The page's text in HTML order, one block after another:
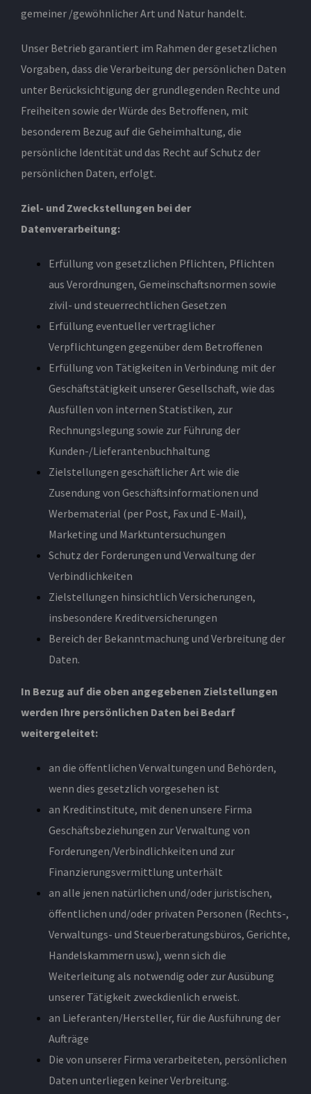
gemeiner /gewöhnlicher Art und Natur handelt.
Unser Betrieb garantiert im Rahmen der gesetzlichen
Vorgaben, dass die Verarbeitung der persönlichen Daten
unter Berücksichtigung der grundlegenden Rechte und
Freiheiten sowie der Würde des Betroffenen, mit
besonderem Bezug auf die Geheimhaltung, die
persönliche Identität und das Recht auf Schutz der
persönlichen Daten, erfolgt.
Ziel- und Zweckstellungen bei der
Datenverarbeitung:
Erfüllung von gesetzlichen Pflichten, Pflichten
aus Verordnungen, Gemeinschaftsnormen sowie
zivil- und steuerrechtlichen Gesetzen
Erfüllung eventueller vertraglicher
Verpflichtungen gegenüber dem Betroffenen
Erfüllung von Tätigkeiten in Verbindung mit der
Geschäftstätigkeit unserer Gesellschaft, wie das
Ausfüllen von internen Statistiken, zur
Rechnungslegung sowie zur Führung der
Kunden-/Lieferantenbuchhaltung
Zielstellungen geschäftlicher Art wie die
Zusendung von Geschäftsinformationen und
Werbematerial (per Post, Fax und E-Mail),
Marketing und Marktuntersuchungen
Schutz der Forderungen und Verwaltung der
Verbindlichkeiten
Zielstellungen hinsichtlich Versicherungen,
insbesondere Kreditversicherungen
Bereich der Bekanntmachung und Verbreitung der
Daten.
In Bezug auf die oben angegebenen Zielstellungen
werden Ihre persönlichen Daten bei Bedarf
weitergeleitet:
an die öffentlichen Verwaltungen und Behörden,
wenn dies gesetzlich vorgesehen ist
an Kreditinstitute, mit denen unsere Firma
Geschäftsbeziehungen zur Verwaltung von
Forderungen/Verbindlichkeiten und zur
Finanzierungsvermittlung unterhält
an alle jenen natürlichen und/oder juristischen,
öffentlichen und/oder privaten Personen (Rechts-,
Verwaltungs- und Steuerberatungsbüros, Gerichte,
Handelskammern usw.), wenn sich die
Weiterleitung als notwendig oder zur Ausübung
unserer Tätigkeit zweckdienlich erweist.
an Lieferanten/Hersteller, für die Ausführung der
Aufträge
Die von unserer Firma verarbeiteten, persönlichen
Daten unterliegen keiner Verbreitung.